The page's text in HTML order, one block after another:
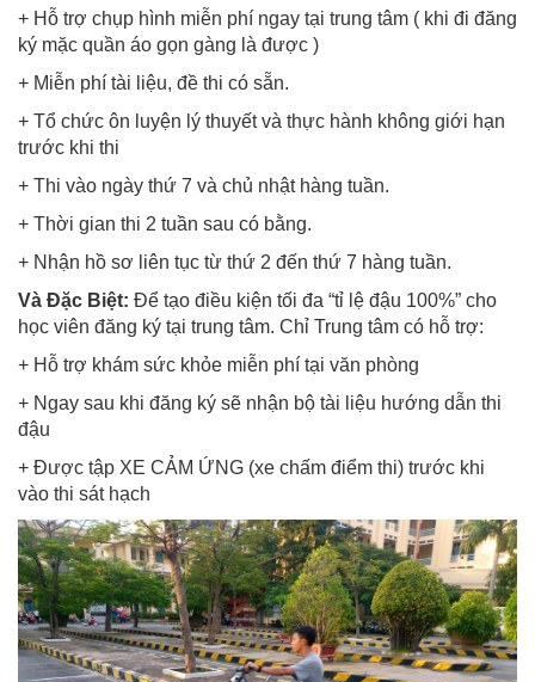
+ Hỗ trợ chụp hình miễn phí ngay tại trung tâm ( khi đi đăng
ký mặc quần áo gọn gàng là được )
+ Miễn phí tài liệu, đề thi có sẵn.
+ Tổ chức ôn luyện lý thuyết và thực hành không giới hạn
trước khi thi
+ Thi vào ngày thứ 7 và chủ nhật hàng tuần.
+ Thời gian thi 2 tuần sau có bằng.
+ Nhận hồ sơ liên tục từ thứ 2 đến thứ 7 hàng tuần.
Và Đặc Biệt: Để tạo điều kiện tối đa “tỉ lệ đậu 100%” cho
học viên đăng ký tại trung tâm. Chỉ Trung tâm có hỗ trợ:
+ Hỗ trợ khám sức khỏe miễn phí tại văn phòng
+ Ngay sau khi đăng ký sẽ nhận bộ tài liệu hướng dẫn thi
đậu
+ Được tập XE CẢM ỨNG (xe chấm điểm thi) trước khi
vào thi sát hạch